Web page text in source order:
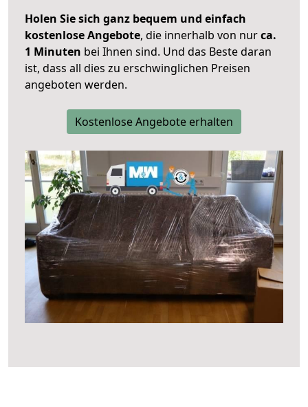
Holen Sie sich ganz bequem und einfach
kostenlose Angebote, die innerhalb von nurca.
1 Minuten bei Ihnen sind. Und das Beste daran
ist, dass all dies zu erschwinglichen Preisen
angeboten werden.
Kostenlose Angebote erhalten